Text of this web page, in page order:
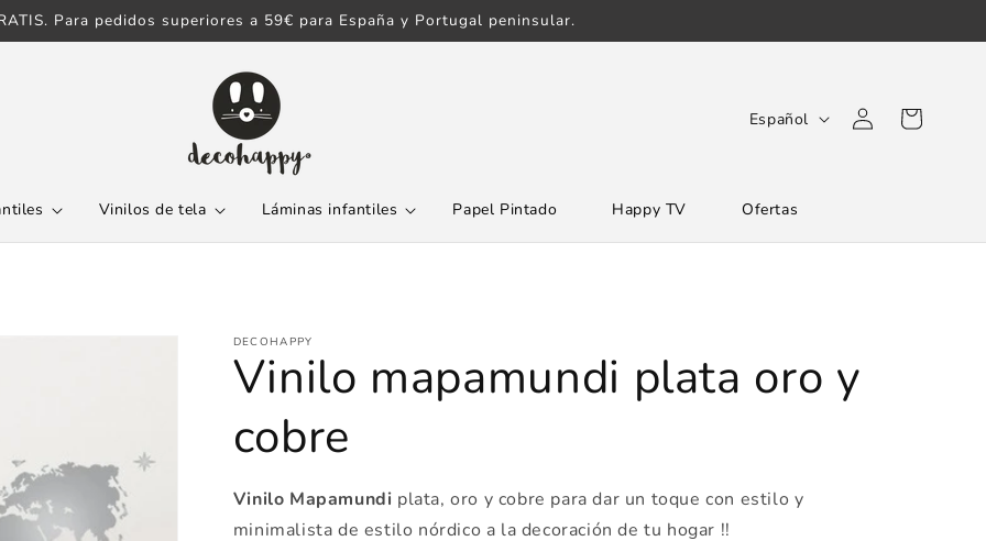
Para pedidos superiores a 59€ para España y Portugal peninsular.
Vinilos de tela Láminas infantiles Papel Pintado Happy TV Ofertas
o
m
Español
Iniciar
sesión
Carrito
DECOHAPPY
Vinilo mapamundi plata oro y
cobre
Vinilo Mapamundi plata, oro y cobre para dar un toque con estilo y
minimalista de estilo nórdico a la decoración de tu hogar !!